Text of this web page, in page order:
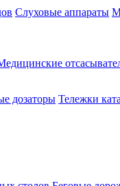
Слуховые аппараты
дозаторы Тележки